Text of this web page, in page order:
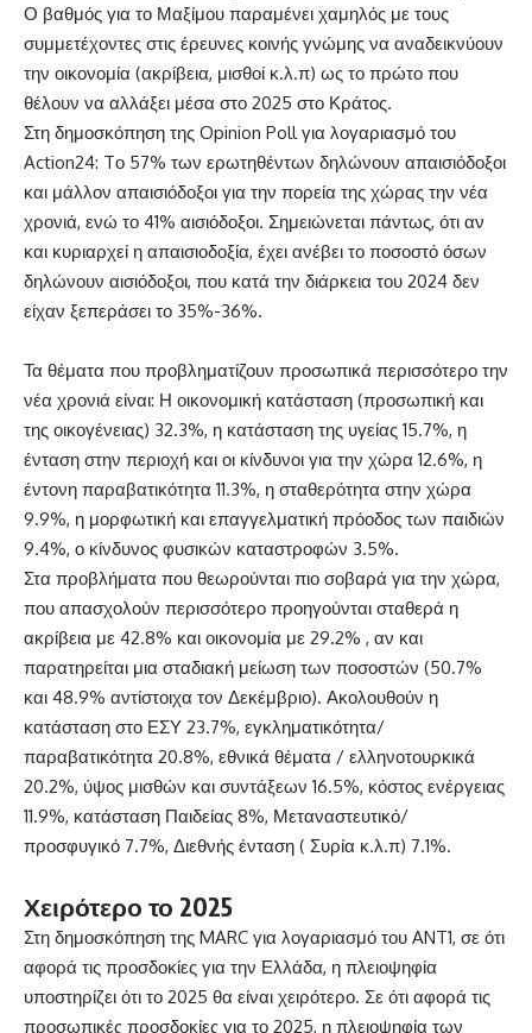
Ο βαθμός για το Μαξίμου παραμένει χαμηλός με τους
συμμετέχοντες στις έρευνες κοινής γνώμης να αναδεικνύουν
την οικονομία (ακρίβεια, μισθοί κ.λ.π) ως το πρώτο που
θέλουν να αλλάξει μέσα στο 2025 στο Κράτος.
Στη δημοσκόπηση της Opinion Poll για λογαριασμό του
Action24: Tο 57% των ερωτηθέντων δηλώνουν απαισιόδοξοι
και μάλλον απαισιόδοξοι για την πορεία της χώρας την νέα
χρονιά, ενώ το 41% αισιόδοξοι. Σημειώνεται πάντως, ότι αν
και κυριαρχεί η απαισιοδοξία, έχει ανέβει το ποσοστό όσων
δηλώνουν αισιόδοξοι, που κατά την διάρκεια του 2024 δεν
είχαν ξεπεράσει το 35%-36%.
Τα θέματα που προβληματίζουν προσωπικά περισσότερο την
νέα χρονιά είναι: Η οικονομική κατάσταση (προσωπική και
της οικογένειας) 32.3%, η κατάσταση της υγείας 15.7%, η
ένταση στην περιοχή και οι κίνδυνοι για την χώρα 12.6%, η
έντονη παραβατικότητα 11.3%, η σταθερότητα στην χώρα
9.9%, η μορφωτική και επαγγελματική πρόοδος των παιδιών
9.4%, ο κίνδυνος φυσικών καταστροφών 3.5%.
Στα προβλήματα που θεωρούνται πιο σοβαρά για την χώρα,
που απασχολούν περισσότερο προηγούνται σταθερά η
ακρίβεια με 42.8% και οικονομία με 29.2% , αν και
παρατηρείται μια σταδιακή μείωση των ποσοστών (50.7%
και 48.9% αντίστοιχα τον Δεκέμβριο). Ακολουθούν η
κατάσταση στο ΕΣΥ 23.7%, εγκληματικότητα/
παραβατικότητα 20.8%, εθνικά θέματα / ελληνοτουρκικά
20.2%, ύψος μισθών και συντάξεων 16.5%, κόστος ενέργειας
11.9%, κατάσταση Παιδείας 8%, Μεταναστευτικό/
προσφυγικό 7.7%, Διεθνής ένταση ( Συρία κ.λ.π) 7.1%.
Χειρότερο το 2025
Στη δημοσκόπηση της MARC για λογαριασμό του ANT1, σε ότι
αφορά τις προσδοκίες για την Ελλάδα, η πλειοψηφία
υποστηρίζει ότι το 2025 θα είναι χειρότερο. Σε ότι αφορά τις
προσωπικές προσδοκίες για το 2025, η πλειοψηφία των